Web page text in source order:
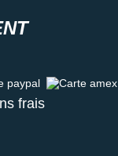
3
Carte amex
frais